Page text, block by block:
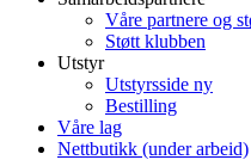
Våre partnere og
Støtt klubben
Utstyr
Utstyrsside ny
Bestilling
Våre lag
Nettbutikk (under arbeid)